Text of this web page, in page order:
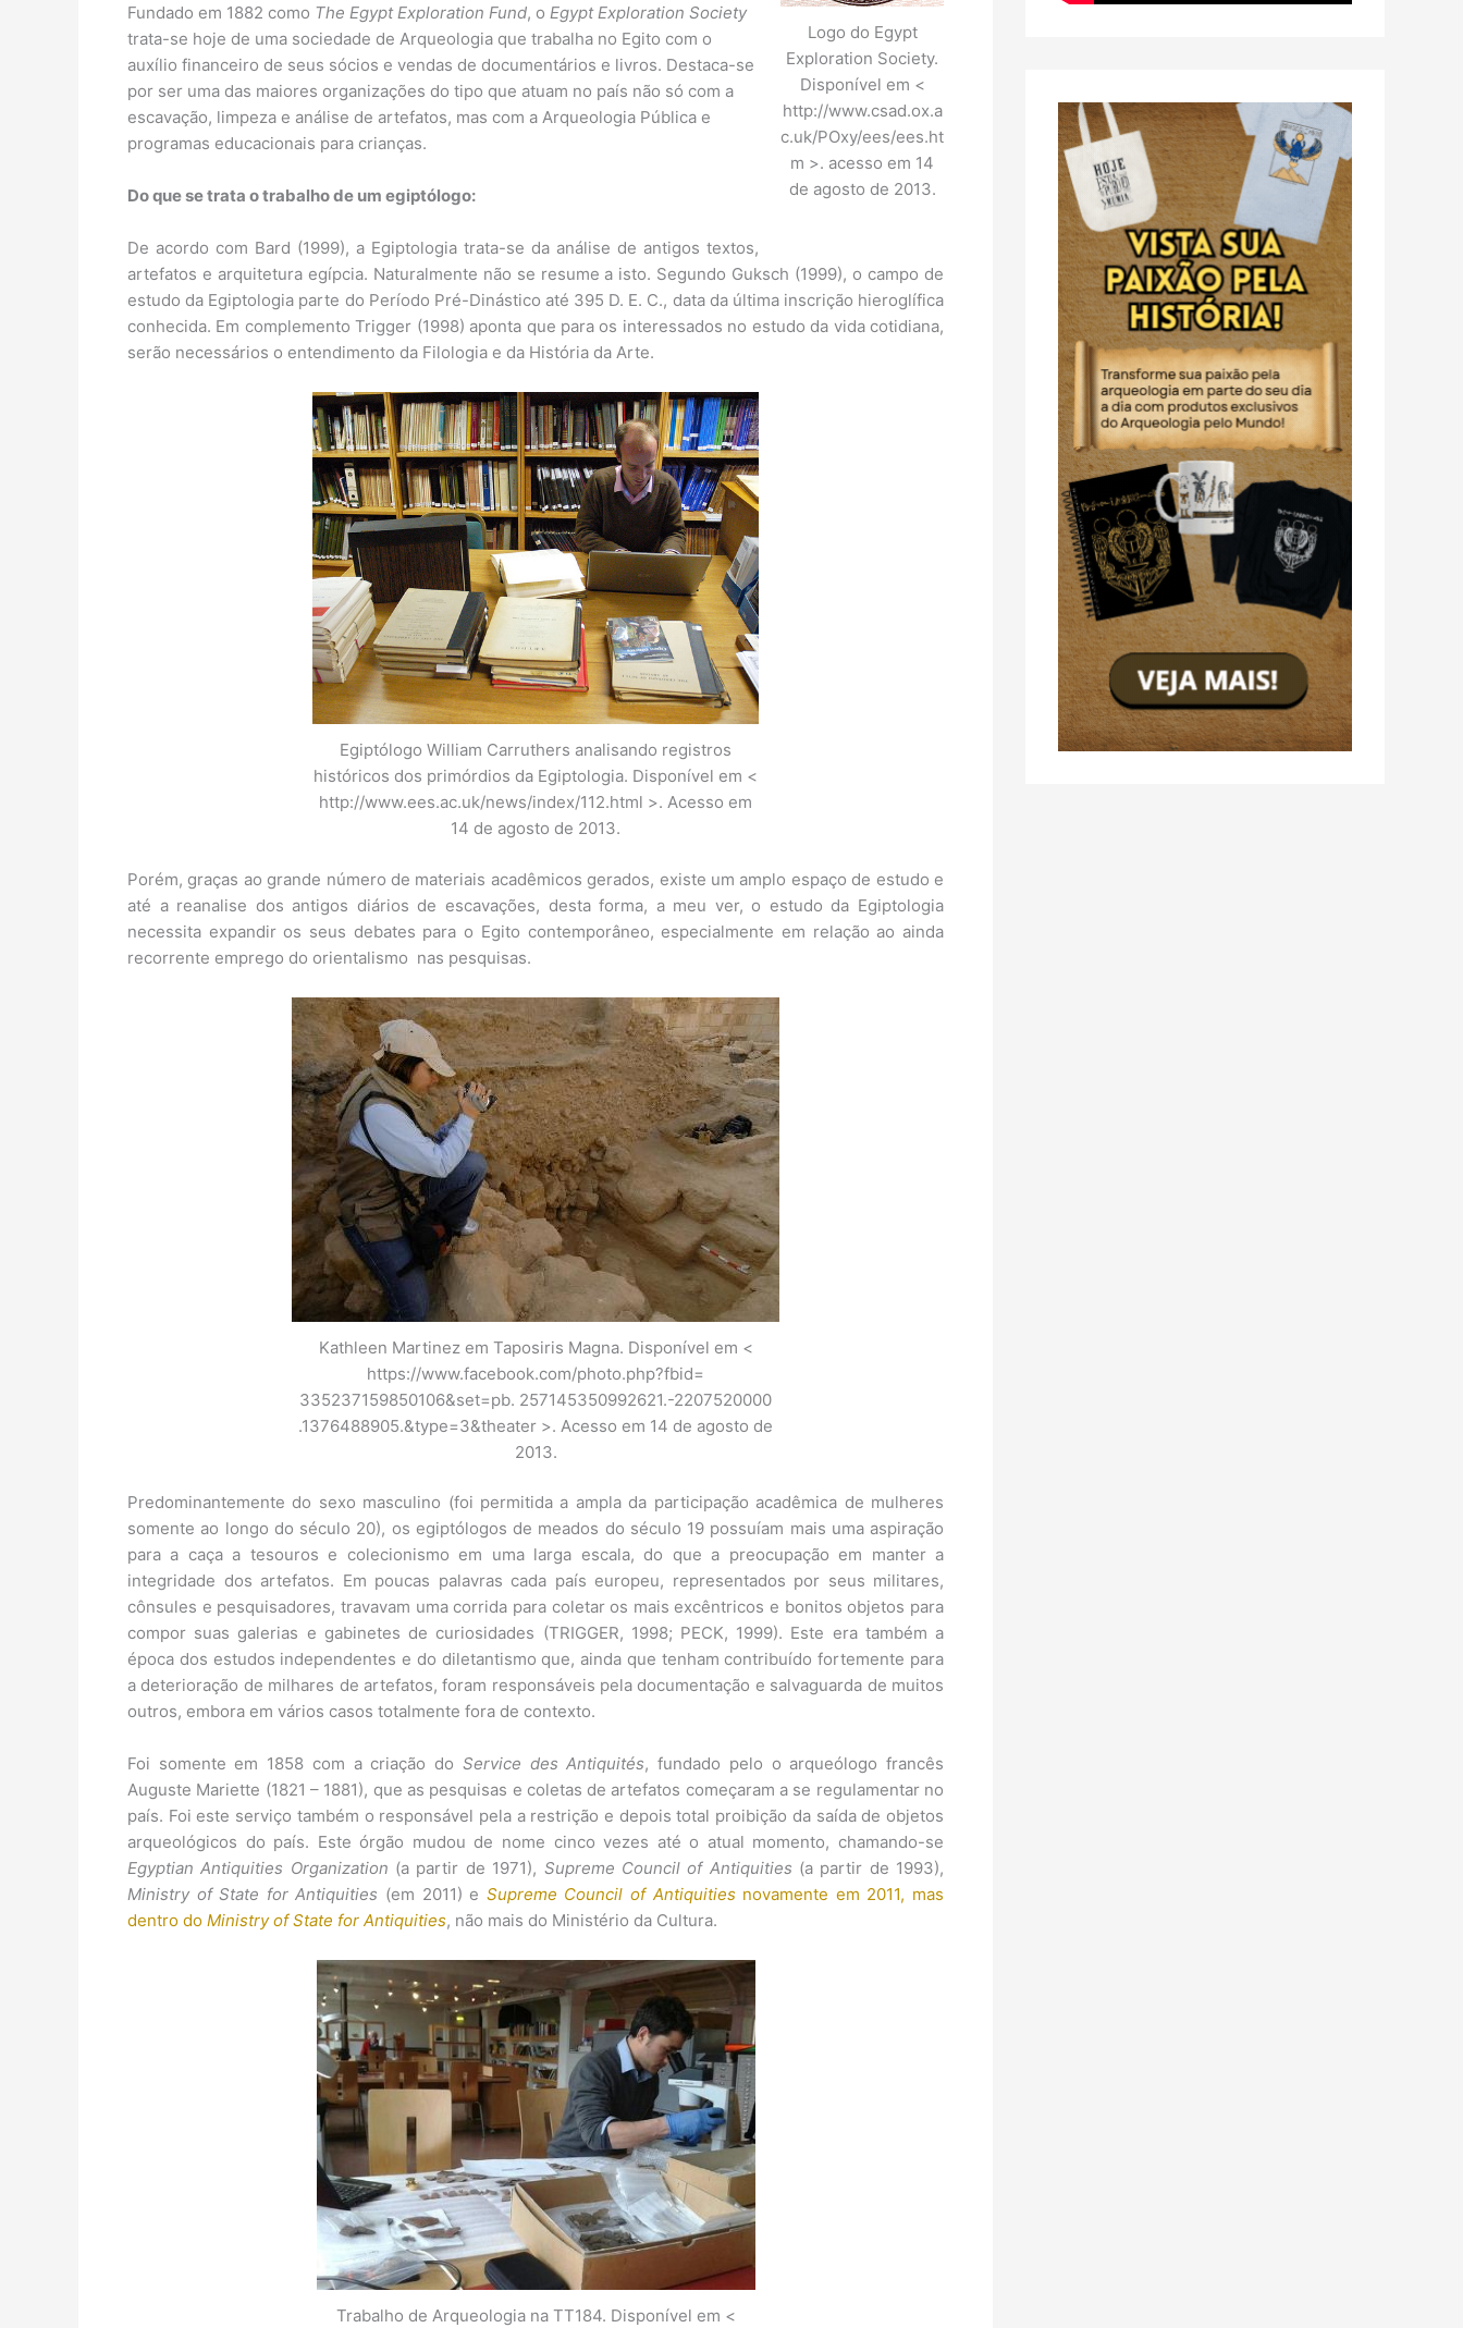
Logo do Egypt
Exploration Society.
Disponível em <
http://www.csad.ox.a
c.uk/POxy/ees/ees.ht
m >. acesso em 14
de agosto de 2013.
Fundado em 1882 como The Egypt Exploration Fund, o Egypt Exploration Society
trata-se hoje de uma sociedade de Arqueologia que trabalha no Egito com o
auxílio financeiro de seus sócios e vendas de documentários e livros. Destaca-se
por ser uma das maiores organizações do tipo que atuam no país não só com a
escavação, limpeza e análise de artefatos, mas com a Arqueologia Pública e
programas educacionais para crianças.
Do que se trata o trabalho de um egiptólogo:
De acordo com Bard (1999), a Egiptologia trata-se da análise de antigos textos,
artefatos e arquitetura egípcia. Naturalmente não se resume a isto. Segundo Guksch (1999), o campo de
estudo da Egiptologia parte do Período Pré-Dinástico até 395 D. E. C., data da última inscrição hieroglífica
conhecida. Em complemento Trigger (1998) aponta que para os interessados no estudo da vida cotidiana,
serão necessários o entendimento da Filologia e da História da Arte.
Egiptólogo William Carruthers analisando registros
históricos dos primórdios da Egiptologia. Disponível em <
http://www.ees.ac.uk/news/index/112.html >. Acesso em
14 de agosto de 2013.
Porém, graças ao grande número de materiais acadêmicos gerados, existe um amplo espaço de estudo e
até a reanalise dos antigos diários de escavações, desta forma, a meu ver, o estudo da Egiptologia
necessita expandir os seus debates para o Egito contemporâneo, especialmente em relação ao ainda
recorrente emprego do orientalismo nas pesquisas.
Kathleen Martinez em Taposiris Magna. Disponível em <
https://www.facebook.com/photo.php?fbid=
335237159850106&set=pb. 257145350992621.-2207520000
.1376488905.&type=3&theater >. Acesso em 14 de agosto de
2013.
Predominantemente do sexo masculino (foi permitida a ampla da participação acadêmica de mulheres
somente ao longo do século 20), os egiptólogos de meados do século 19 possuíam mais uma aspiração
para a caça a tesouros e colecionismo em uma larga escala, do que a preocupação em manter a
integridade dos artefatos. Em poucas palavras cada país europeu, representados por seus militares,
cônsules e pesquisadores, travavam uma corrida para coletar os mais excêntricos e bonitos objetos para
compor suas galerias e gabinetes de curiosidades (TRIGGER, 1998; PECK, 1999). Este era também a
época dos estudos independentes e do diletantismo que, ainda que tenham contribuído fortemente para
a deterioração de milhares de artefatos, foram responsáveis pela documentação e salvaguarda de muitos
outros, embora em vários casos totalmente fora de contexto.
Foi somente em 1858 com a criação do Service des Antiquités, fundado pelo o arqueólogo francês
Auguste Mariette (1821 – 1881), que as pesquisas e coletas de artefatos começaram a se regulamentar no
país. Foi este serviço também o responsável pela a restrição e depois total proibição da saída de objetos
arqueológicos do país. Este órgão mudou de nome cinco vezes até o atual momento, chamando-se
Egyptian Antiquities Organization (a partir de 1971), Supreme Council of Antiquities (a partir de 1993),
Ministry of State for Antiquities (em 2011) e Supreme Council of Antiquitiesnovamente em 2011, mas
dentro do Ministry of State for Antiquities, não mais do Ministério da Cultura.
Trabalho de Arqueologia na TT184. Disponível em <